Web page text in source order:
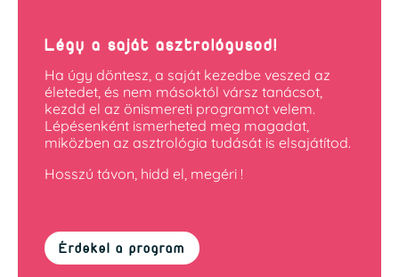
Légy a saját asztrológusod!
Ha úgy döntesz, a saját kezedbe veszed az
életedet, és nem másoktól vársz tanácsot,
kezdd el az önismereti programot velem.
Lépésenként ismerheted meg magadat,
miközben az asztrológia tudását is elsajátítod.
Hosszú távon, hidd el, megéri !
Érdekel a program